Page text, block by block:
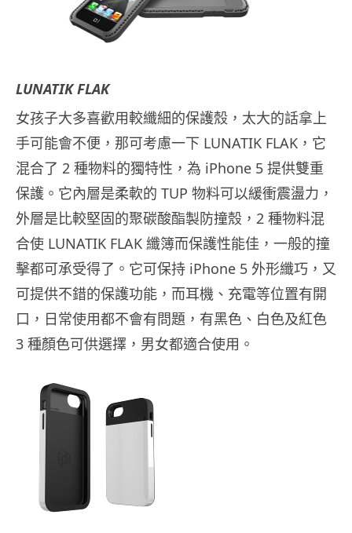
LUNATIK FLAK
女孩子大多喜歡用較纖細的保護殼，太大的話拿上
手可能會不便，那可考慮一下 LUNATIK FLAK，它
混合了 2 種物料的獨特性，為 iPhone 5 提供雙重
保護。它內層是柔軟的 TUP 物料可以緩衝震盪力，
外層是比較堅固的聚碳酸酯製防撞殼，2 種物料混
合使 LUNATIK FLAK 纖簿而保護性能佳，一般的撞
擊都可承受得了。它可保持 iPhone 5 外形纖巧，又
可提供不錯的保護功能，而耳機、充電等位置有開
口，日常使用都不會有問題，有黑色、白色及紅色
3 種顏色可供選擇，男女都適合使用。